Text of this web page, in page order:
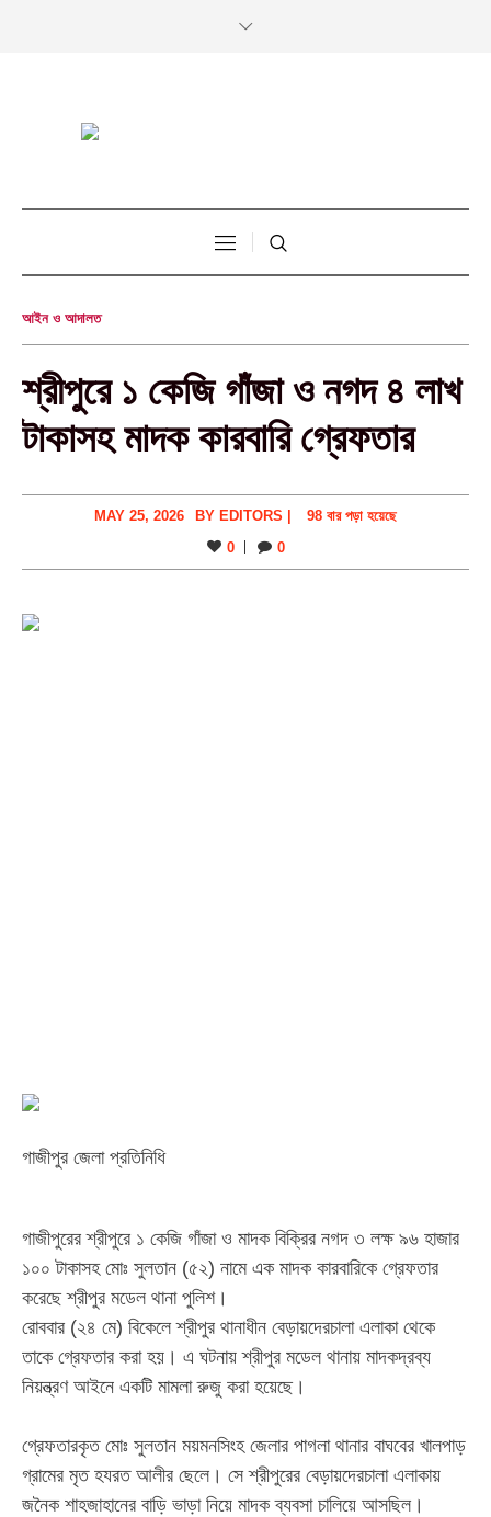
আইন ও আদালত
শ্রীপুরে ১ কেজি গাঁজা ও নগদ ৪ লাখ
টাকাসহ মাদক কারবারি গ্রেফতার
MAY 25, 2026 BY EDITORS
98 বার পড়া হয়েছে
0
0
‎গাজীপুর জেলা প্রতিনিধি
‎গাজীপুরের শ্রীপুরে ১ কেজি গাঁজা ও মাদক বিক্রির নগদ ৩ লক্ষ ৯৬ হাজার
১০০ টাকাসহ মোঃ সুলতান (৫২) নামে এক মাদক কারবারিকে গ্রেফতার
করেছে শ্রীপুর মডেল থানা পুলিশ।
‎​রোববার (২৪ মে) বিকেলে শ্রীপুর থানাধীন বেড়ায়দেরচালা এলাকা থেকে
তাকে গ্রেফতার করা হয়। এ ঘটনায় শ্রীপুর মডেল থানায় মাদকদ্রব্য
নিয়ন্ত্রণ আইনে একটি মামলা রুজু করা হয়েছে।
‎​গ্রেফতারকৃত মোঃ সুলতান ময়মনসিংহ জেলার পাগলা থানার বাঘবের খালপাড়
গ্রামের মৃত হযরত আলীর ছেলে। সে শ্রীপুরের বেড়ায়দেরচালা এলাকায়
জনৈক শাহজাহানের বাড়ি ভাড়া নিয়ে মাদক ব্যবসা চালিয়ে আসছিল।